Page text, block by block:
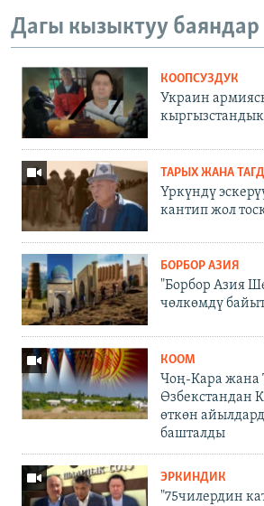
Дагы кызыктуу баяндар
КООПСУЗДУК
Украин
ТАРЫХ ЖАНА
Үркүндү
кантип жол
БОРБОР АЗИЯ
"Борбор Азия
чөлкөмдү
КООМ
Чоң-Кара жана
Өзбекстандан
өткөн
башталды
ЭРКИНДИК
"75чилердин